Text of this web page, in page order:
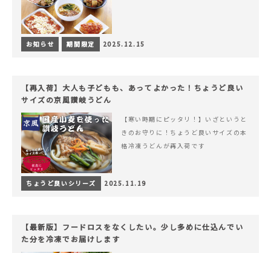
お知らせ 期間限定 2025.12.15
【再入荷】大人も子どもも、あってよかった！ちょうど良い
サイズの京風讃岐うどん
【寒い時期にピッタリ！】いざというと
きのお守りに！ちょうど良いサイズの本
格冷凍うどんが再入荷です
ちょうど良いシリーズ 2025.11.19
【最新版】フードロスをなくしたい。少し多めに仕込んでい
た分を冷凍でお届けします